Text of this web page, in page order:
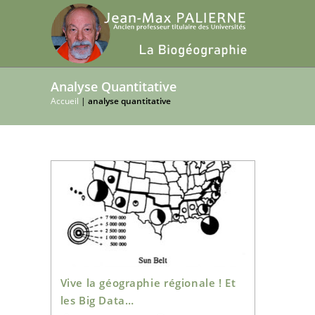
Analyse Quantitative
Accueil | analyse quantitative
Vive la géographie régionale ! Et
les Big Data…